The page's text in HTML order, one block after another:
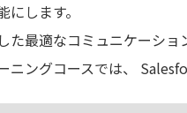
にします。
た最適なコミュニケーシ
ニングコースでは、